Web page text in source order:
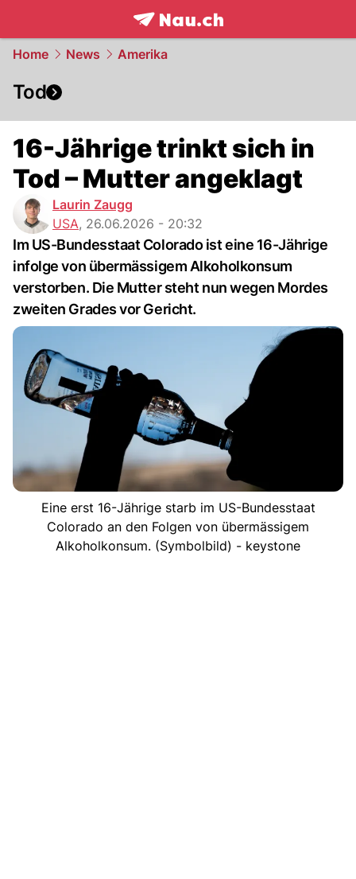
frontpage.NAU.ch
Home News Amerika
Tod
16-Jährige trinkt sich in
Tod – Mutter angeklagt
Laurin Zaugg
USA, 26.06.2026 - 20:32
Im US-Bundesstaat Colorado ist eine 16-Jährige
infolge von übermässigem Alkoholkonsum
verstorben. Die Mutter steht nun wegen Mordes
zweiten Grades vor Gericht.
Eine erst 16-Jährige starb im US-Bundesstaat
Colorado an den Folgen von übermässigem
Alkoholkonsum. (Symbolbild) - keystone